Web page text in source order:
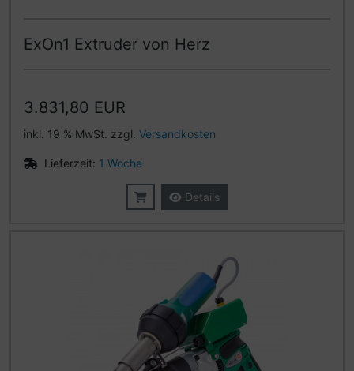
ExOn1 Extruder von Herz
3.831,80 EUR
inkl. 19 % MwSt. zzgl. Versandkosten
Lieferzeit: 1 Woche
Details